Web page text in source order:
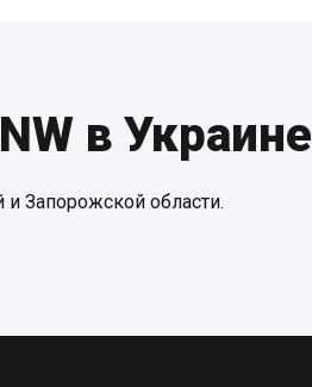
в Украине
и Запорожской области.